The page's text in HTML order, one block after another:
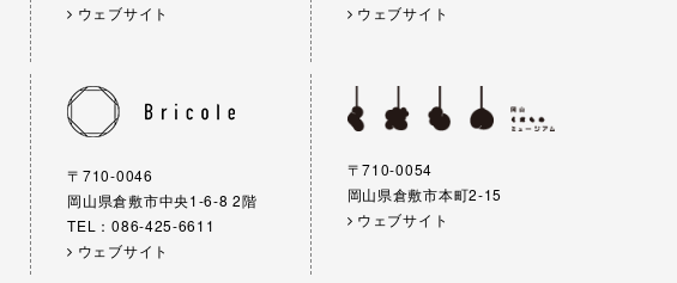
ウェブサイト
ウェブサイト
〒710-0046
岡山県倉敷市中央1-6-8 2階
TEL：086-425-6611
ウェブサイト
〒710-0054
岡山県倉敷市本町2-15
ウェブサイト